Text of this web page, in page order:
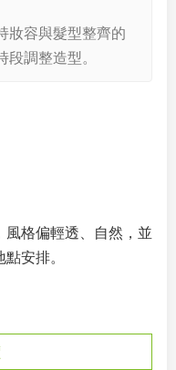
妝容與髮型整齊的
調整造型。
風格偏輕透、自然，並
安排。